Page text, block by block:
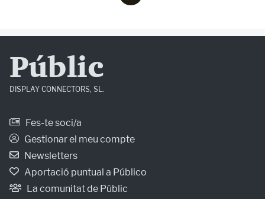
Públic
DISPLAY CONNECTORS, SL.
Fes-te soci/a
Gestionar el meu compte
Newsletters
Aportació puntual a Público
La comunitat de Públic